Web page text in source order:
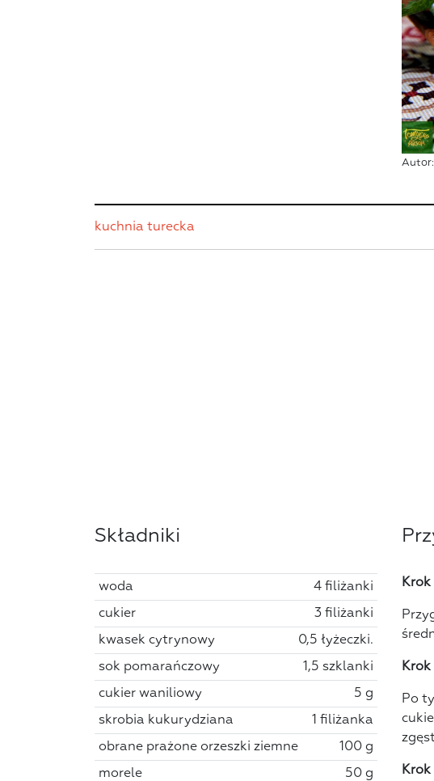
Autor:
kuchnia turecka
Składniki
woda 4 filiżanki
cukier 3 filiżanki
kwasek cytrynowy 0,5 łyżeczki.
sok pomarańczowy 1,5 szklanki
cukier waniliowy 5 g
skrobia kukurydziana 1 filiżanka
obrane prażone orzeszki ziemne 100 g
morele 50 g
Krok
Krok
Po
Krok